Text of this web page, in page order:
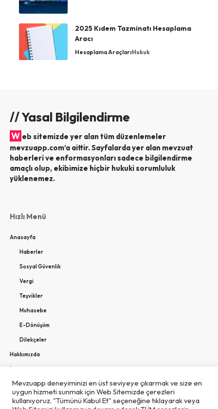
2025 Kıdem Tazminatı Hesaplama
Aracı
Hesaplama AraçlarıHukuk
// Yasal Bilgilendirme
W eb sitemizde yer alan tüm düzenlemeler
mevzuapp.com’a aittir. Sayfalarda yer alan mevzuat
haberleri ve enformasyonları sadece bilgilendirme
amaçlı olup, ekibimize hiçbir hukuki sorumluluk
yüklenemez.
Hızlı Menü
Anasayfa
Haberler
Sosyal Güvenlik
Vergi
Teşvikler
Muhasebe
E-Dönüşüm
Dilekçeler
Hakkımızda
Mevzuapp deneyiminizi en üst seviyeye çıkarmak ve size en
uygun hizmeti sunmak için Web Sitemizde çerezleri
kullanıyoruz. "Tümünü Kabul Et" seçeneğine tıklayarak veya